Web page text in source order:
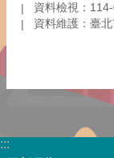
資料檢視：
資料維護：臺
:::